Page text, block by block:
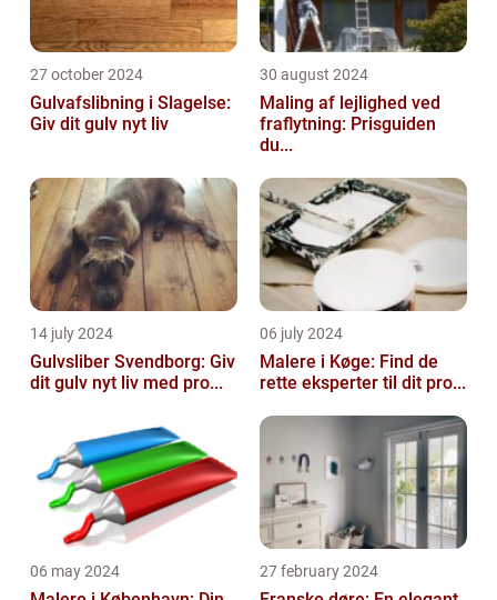
27 october 2024
Gulvafslibning i Slagelse:
Giv dit gulv nyt liv
30 august 2024
Maling af lejlighed ved
fraflytning: Prisguiden
du...
14 july 2024
Gulvsliber Svendborg: Giv
dit gulv nyt liv med pro...
06 july 2024
Malere i Køge: Find de
rette eksperter til dit pro...
06 may 2024 27 february 2024